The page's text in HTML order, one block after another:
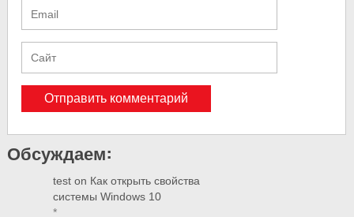
Обсуждаем:
test on Как открыть свойства
системы Windows 10
*